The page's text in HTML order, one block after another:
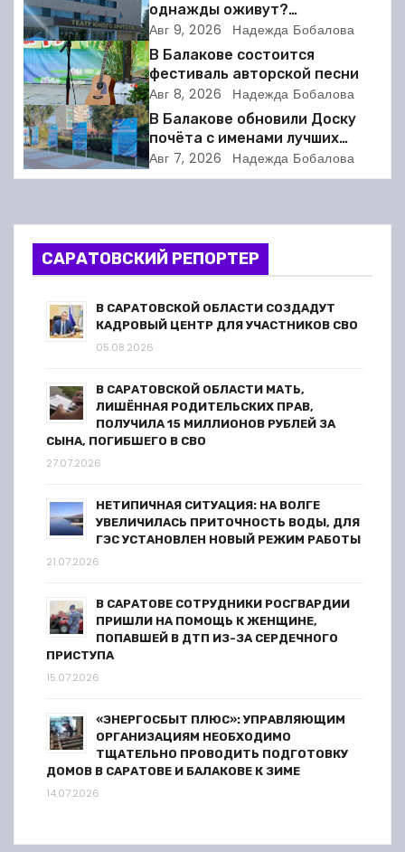
г
а
ц
и
я
о
з
однажды оживут?
Балаковский ТЮЗ готовит
премьеру
Авг 9, 2026 Надежда Бобалова
В Балакове состоится
фестиваль авторской песни
Авг 8, 2026 Надежда Бобалова
В Балакове обновили Доску
почёта с именами лучших
спортсменов. Фото
Авг 7, 2026 Надежда Бобалова
САРАТОВСКИЙ РЕПОРТЕР
В САРАТОВСКОЙ ОБЛАСТИ СОЗДАДУТ
КАДРОВЫЙ ЦЕНТР ДЛЯ УЧАСТНИКОВ СВО
05.08.2026
В САРАТОВСКОЙ ОБЛАСТИ МАТЬ,
ЛИШЁННАЯ РОДИТЕЛЬСКИХ ПРАВ,
ПОЛУЧИЛА 15 МИЛЛИОНОВ РУБЛЕЙ ЗА
СЫНА, ПОГИБШЕГО В СВО
27.07.2026
НЕТИПИЧНАЯ СИТУАЦИЯ: НА ВОЛГЕ
УВЕЛИЧИЛАСЬ ПРИТОЧНОСТЬ ВОДЫ, ДЛЯ
ГЭС УСТАНОВЛЕН НОВЫЙ РЕЖИМ РАБОТЫ
21.07.2026
В САРАТОВЕ СОТРУДНИКИ РОСГВАРДИИ
ПРИШЛИ НА ПОМОЩЬ К ЖЕНЩИНЕ,
ПОПАВШЕЙ В ДТП ИЗ-ЗА СЕРДЕЧНОГО
ПРИСТУПА
15.07.2026
«ЭНЕРГОСБЫТ ПЛЮС»: УПРАВЛЯЮЩИМ
ОРГАНИЗАЦИЯМ НЕОБХОДИМО
ТЩАТЕЛЬНО ПРОВОДИТЬ ПОДГОТОВКУ
ДОМОВ В САРАТОВЕ И БАЛАКОВЕ К ЗИМЕ
14.07.2026